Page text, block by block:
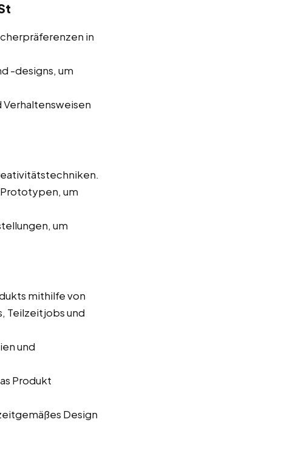
in
-designs, um
Verhaltensweisen
um
um
mithilfe von
Teilzeitjobs und
und
Produkt
Design